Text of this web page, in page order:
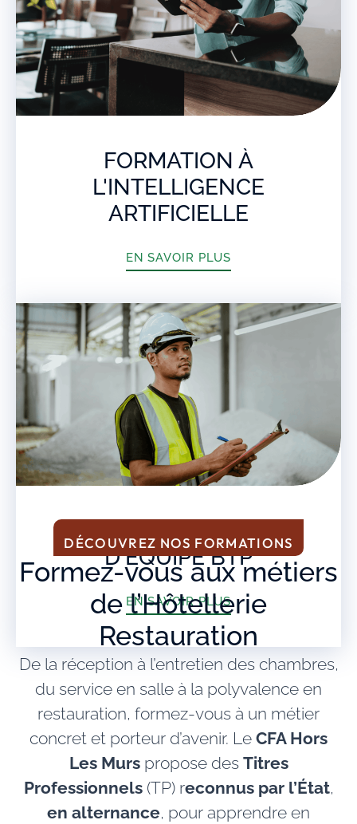
FORMATION À
L'INTELLIGENCE
ARTIFICIELLE
EN SAVOIR PLUS
D'ÉQUIPE BTP
EN SAVOIR PLUS
DÉCOUVREZ NOS FORMATIONS
Formez-vous aux métiers
de l’Hôtellerie
Restauration
De la réception à l’entretien des chambres,
du service en salle à la polyvalence en
restauration, formez-vous à un métier
concret et porteur d’avenir. Le CFA Hors
Les Murspropose des Titres
Professionnels(TP) reconnus par l’État,
en alternance, pour apprendre en